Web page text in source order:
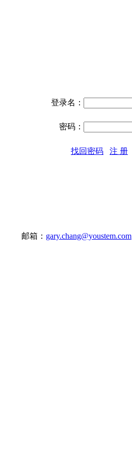
登录名：
密码：
找回密码 注 册
邮箱： gary.chang@youstem.com